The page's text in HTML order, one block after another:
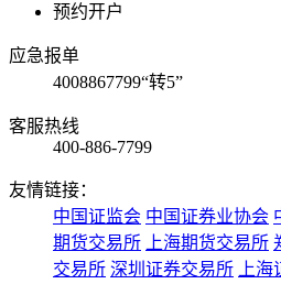
预约开户
应急报单
4008867799“转5”
客服热线
400-886-7799
友情链接：
中国证监会 中国证券业协会
期货交易所
上海期货交易所
交易所 深圳证券交易所 上